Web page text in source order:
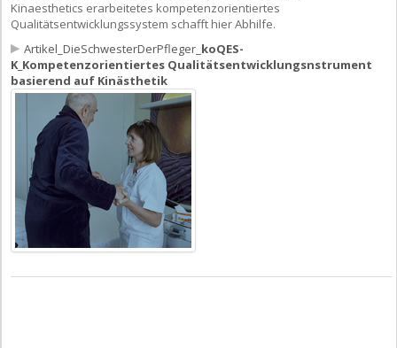
Kinaesthetics erarbeitetes kompetenzorientiertes
Qualitätsentwicklungssystem schafft hier Abhilfe.
Artikel_DieSchwesterDerPfleger_ koQES-
K_Kompetenzorientiertes Qualitätsentwicklungsnstrument
basierend auf Kinästhetik